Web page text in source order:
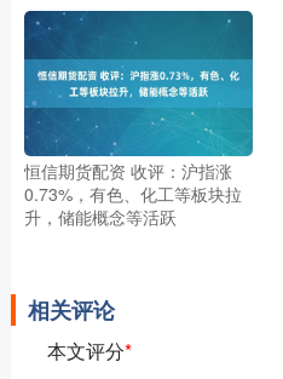
恒信期货配资 收评：沪指涨
0.73%，有色、化工等板块拉
升，储能概念等活跃
相关评论
本文评分*